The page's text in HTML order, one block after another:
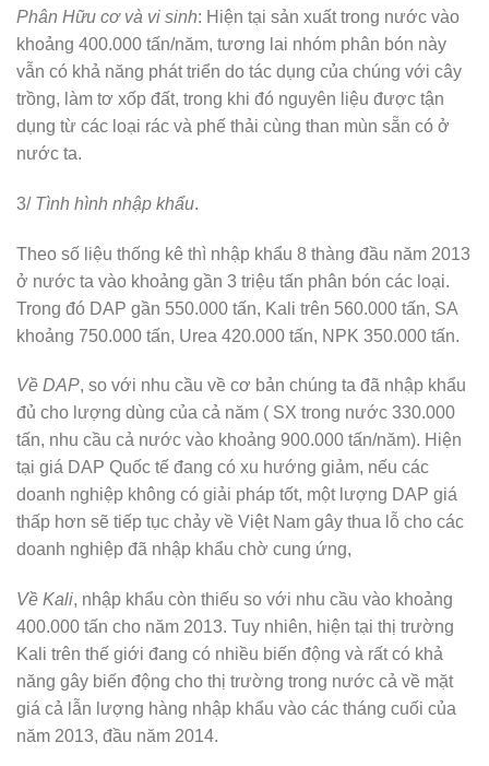
Phân Hữu cơ và vi sinh: Hiện tại sản xuất trong nước vào
khoảng 400.000 tấn/năm, tương lai nhóm phân bón này
vẫn có khả năng phát triển do tác dụng của chúng với cây
trồng, làm tơ xốp đất, trong khi đó nguyên liệu được tận
dụng từ các loại rác và phế thải cùng than mùn sẵn có ở
nước ta.
3/ Tình hình nhập khẩu.
Theo số liệu thống kê thì nhập khẩu 8 thàng đầu năm 2013
ở nước ta vào khoảng gần 3 triệu tấn phân bón các loại.
Trong đó DAP gần 550.000 tấn, Kali trên 560.000 tấn, SA
khoảng 750.000 tấn, Urea 420.000 tấn, NPK 350.000 tấn.
Về DAP, so với nhu cầu về cơ bản chúng ta đã nhập khẩu
đủ cho lượng dùng của cả năm ( SX trong nước 330.000
tấn, nhu cầu cả nước vào khoảng 900.000 tấn/năm). Hiện
tại giá DAP Quốc tế đang có xu hướng giảm, nếu các
doanh nghiệp không có giải pháp tốt, một lượng DAP giá
thấp hơn sẽ tiếp tục chảy về Việt Nam gây thua lỗ cho các
doanh nghiệp đã nhập khẩu chờ cung ứng,
Về Kali, nhập khẩu còn thiếu so với nhu cầu vào khoảng
400.000 tấn cho năm 2013. Tuy nhiên, hiện tại thị trường
Kali trên thế giới đang có nhiều biến động và rất có khả
năng gây biến động cho thị trường trong nước cả về mặt
giá cả lẫn lượng hàng nhập khẩu vào các tháng cuối của
năm 2013, đầu năm 2014.